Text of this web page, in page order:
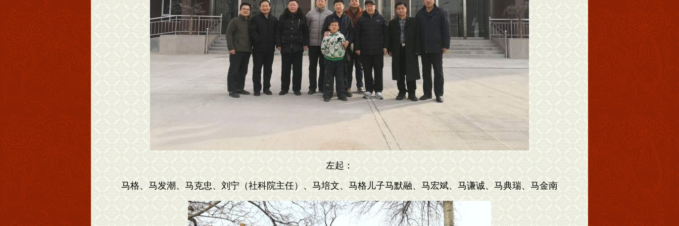
左起：
马格、马发潮、马克忠、刘宁（社科院主任）、马培文、马格儿子马默融、马宏斌、马谦诚、马典瑞、马金南